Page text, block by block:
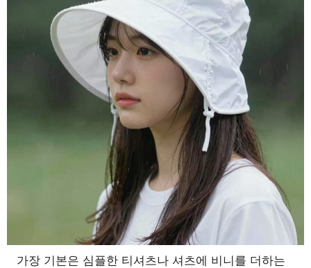
가장 기본은 심플한 티셔츠나 셔츠에 비니를 더하는